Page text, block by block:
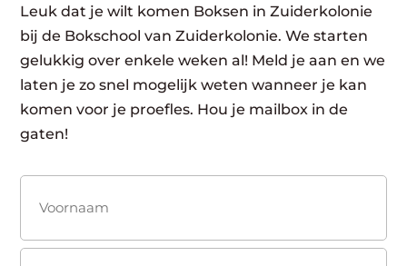
Leuk dat je wilt komen Boksen in Zuiderkolonie
bij de Bokschool van Zuiderkolonie. We starten
gelukkig over enkele weken al! Meld je aan en we
laten je zo snel mogelijk weten wanneer je kan
komen voor je proefles. Hou je mailbox in de
gaten!
(Vereist)
Voornaam